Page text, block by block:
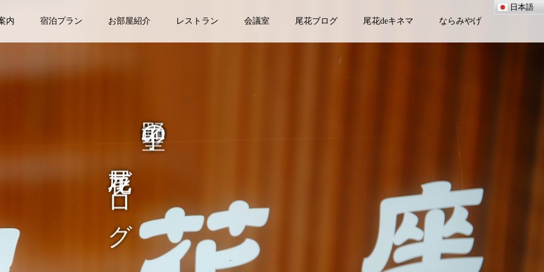
内 宿泊プラン お部屋紹介 レストラン 会議室 尾花ブログ 尾花deキネマ ならみやげ
日本語
中野 聖子の
尾花ブログ